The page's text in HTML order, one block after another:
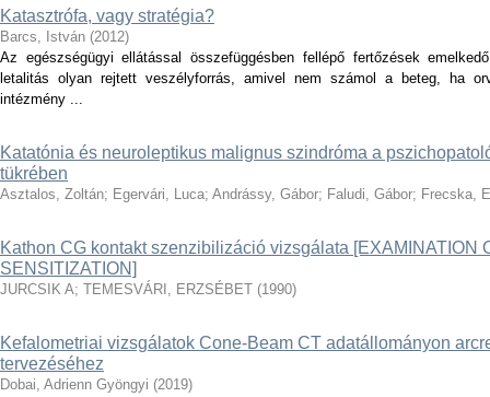
Katasztrófa, vagy stratégia?
Barcs, István (2012)
Az egészségügyi ellátással összefüggésben fellépő fertőzések
letalitás olyan rejtett veszélyforrás, amivel nem számol a beteg, ha
intézmény ...
Katatónia és neuroleptikus malignus szindróma a
tükrében
Asztalos, Zoltán; Egervári, Luca; Andrássy, Gábor; Faludi, Gábor; Frecska,
Kathon CG kontakt szenzibilizáció vizsgálata [EXAMINATION
SENSITIZATION]
JURCSIK A; TEMESVÁRI, ERZSÉBET (1990)
Kefalometriai vizsgálatok Cone-Beam CT adatállományon
tervezéséhez
Dobai, Adrienn Gyöngyi (2019)